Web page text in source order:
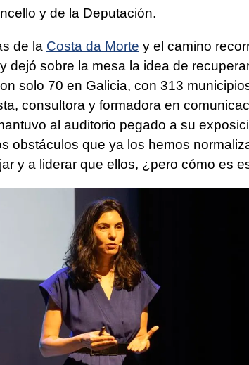
y de la Deputación.
de la Costa da Morte y el camino
dejó sobre la mesa la idea de
solo 70 en Galicia, con 313
consultora y formadora en
al auditorio pegado a su
obstáculos que ya los hemos
y a liderar que ellos, ¿pero cómo es